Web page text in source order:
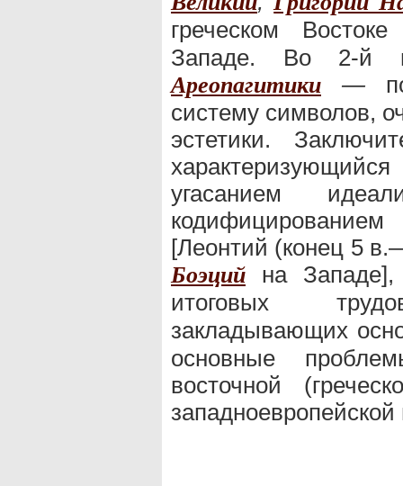
греческом
Западе. Во 2-й
Ареопагитики —
систему символов,
эстетики.
угасанием
[Леонтий (конец 5
Боэций на Западе],
итоговых
закладывающих
основные
восточной